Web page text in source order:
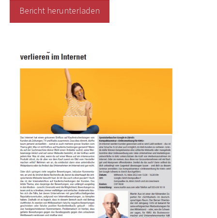
Bericht herunterladen